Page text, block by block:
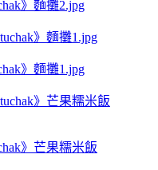
》麵攤2.jpg
》麵攤1.jpg
》芒果糯米飯